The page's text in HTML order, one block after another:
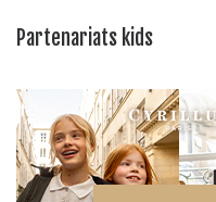
Partenariats kids